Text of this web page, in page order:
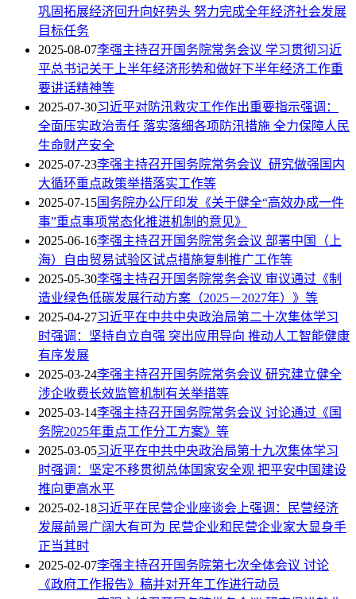
巩固拓展经济回升向好势头 努力完成全年经济社会发展
目标任务
2025-08-07李强主持召开国务院常务会议 学习贯彻习近
平总书记关于上半年经济形势和做好下半年经济工作重
要讲话精神等
2025-07-30习近平对防汛救灾工作作出重要指示强调：
全面压实政治责任 落实落细各项防汛措施 全力保障人民
生命财产安全
2025-07-23李强主持召开国务院常务会议 研究做强国内
大循环重点政策举措落实工作等
2025-07-15国务院办公厅印发《关于健全“高效办成一件
事”重点事项常态化推进机制的意见》
2025-06-16李强主持召开国务院常务会议 部署中国（上
海）自由贸易试验区试点措施复制推广工作等
2025-05-30李强主持召开国务院常务会议 审议通过《制
造业绿色低碳发展行动方案（2025－2027年）》等
2025-04-27习近平在中共中央政治局第二十次集体学习
时强调：坚持自立自强 突出应用导向 推动人工智能健康
有序发展
2025-03-24李强主持召开国务院常务会议 研究建立健全
涉企收费长效监管机制有关举措等
2025-03-14李强主持召开国务院常务会议 讨论通过《国
务院2025年重点工作分工方案》等
2025-03-05习近平在中共中央政治局第十九次集体学习
时强调：坚定不移贯彻总体国家安全观 把平安中国建设
推向更高水平
2025-02-18习近平在民营企业座谈会上强调：民营经济
发展前景广阔大有可为 民营企业和民营企业家大显身手
正当其时
2025-02-07李强主持召开国务院第七次全体会议 讨论
《政府工作报告》稿并对开年工作进行动员